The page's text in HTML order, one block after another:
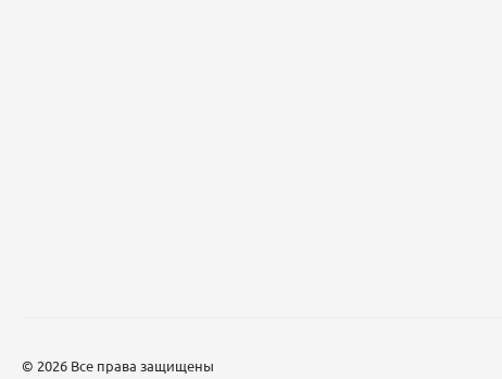
© 2026 Все права защищены